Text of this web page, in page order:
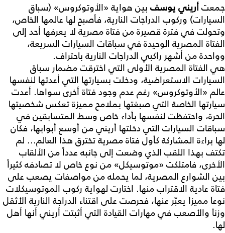
جمعتأريني يوسف بين هواية «الأوتوكروس» (سباق
السيارات) وركوب الدراجات النارية، فأصبح لها عالمها الخاص،
وتحولت في فترة قصيرة من فتاة مصرية لا يعرفها أحد إلى
الفتاة المصرية الوحيدة في سباقات السيارات السريعة،
وواحدة من أشهر راكبي الدراجات النارية باحتراف.
هي الفتاة المصرية الأولى التي اخترقت مضمار سباق
السيارات الاستعراضية، ودخلت بسيارتها التي أعدتها لنفسها
عالم «الأوتوكروس» رغم عدم وجود فتاة أخرى سواها. أعدت
سيارتها الخاصة التي صبغتها بملامح مميزة تعكس شخصيتها
الحرة، واحتفظت لنفسها بأداء خاص وسط المتسابقين في
سباقات السيارات التي دخلتها أريني من أوسع أبوابها، فكان
لها براءة المشاركة كأول فتاة مصرية تخترق هذا العالم... لم
تكتف بهذا اللقب الذي وضعت إلى جانبه عدداً من الألقاب
الأخرى، فامتلكت «موتوسيكل» من نوع خاص لا تصادفه كثيراً
بين الشوارع المصرية، لما يحمله من مواصفات يصعب على
فتاة عادية الاقتراب منها. اختارت لهواية ركوب الموتوسيكلات
نوعاً مميزاً يعبّر عنها، فحرصت على اقتناء الدراجة النارية الأثقل
وزناً والأصعب في مهارات القيادة التي أثبتت أريني أنها أهل
لها.